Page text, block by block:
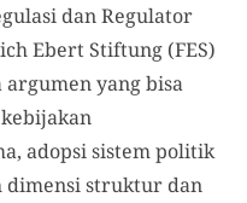
dan Regulator
Ebert Stiftung (FES)
yang bisa
adopsi sistem politik
dimensi struktur dan